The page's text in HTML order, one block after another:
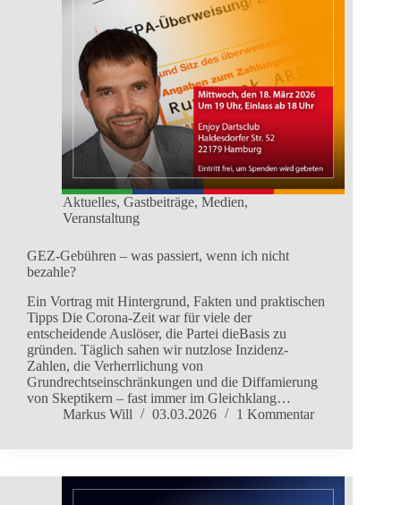
Aktuelles, Gastbeiträge, Medien,
Veranstaltung
GEZ-Gebühren – was passiert, wenn ich nicht
bezahle?
Ein Vortrag mit Hintergrund, Fakten und praktischen
Tipps Die Corona-Zeit war für viele der
entscheidende Auslöser, die Partei dieBasis zu
gründen. Täglich sahen wir nutzlose Inzidenz-
Zahlen, die Verherrlichung von
Grundrechtseinschränkungen und die Diffamierung
von Skeptikern – fast immer im Gleichklang…
Markus Will
03.03.2026 1 Kommentar